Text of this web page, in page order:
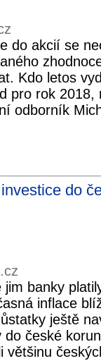
do akcií se
Kdo letos
pro rok
odborník
do
jim banky
inflace
ještě
do české
většinu